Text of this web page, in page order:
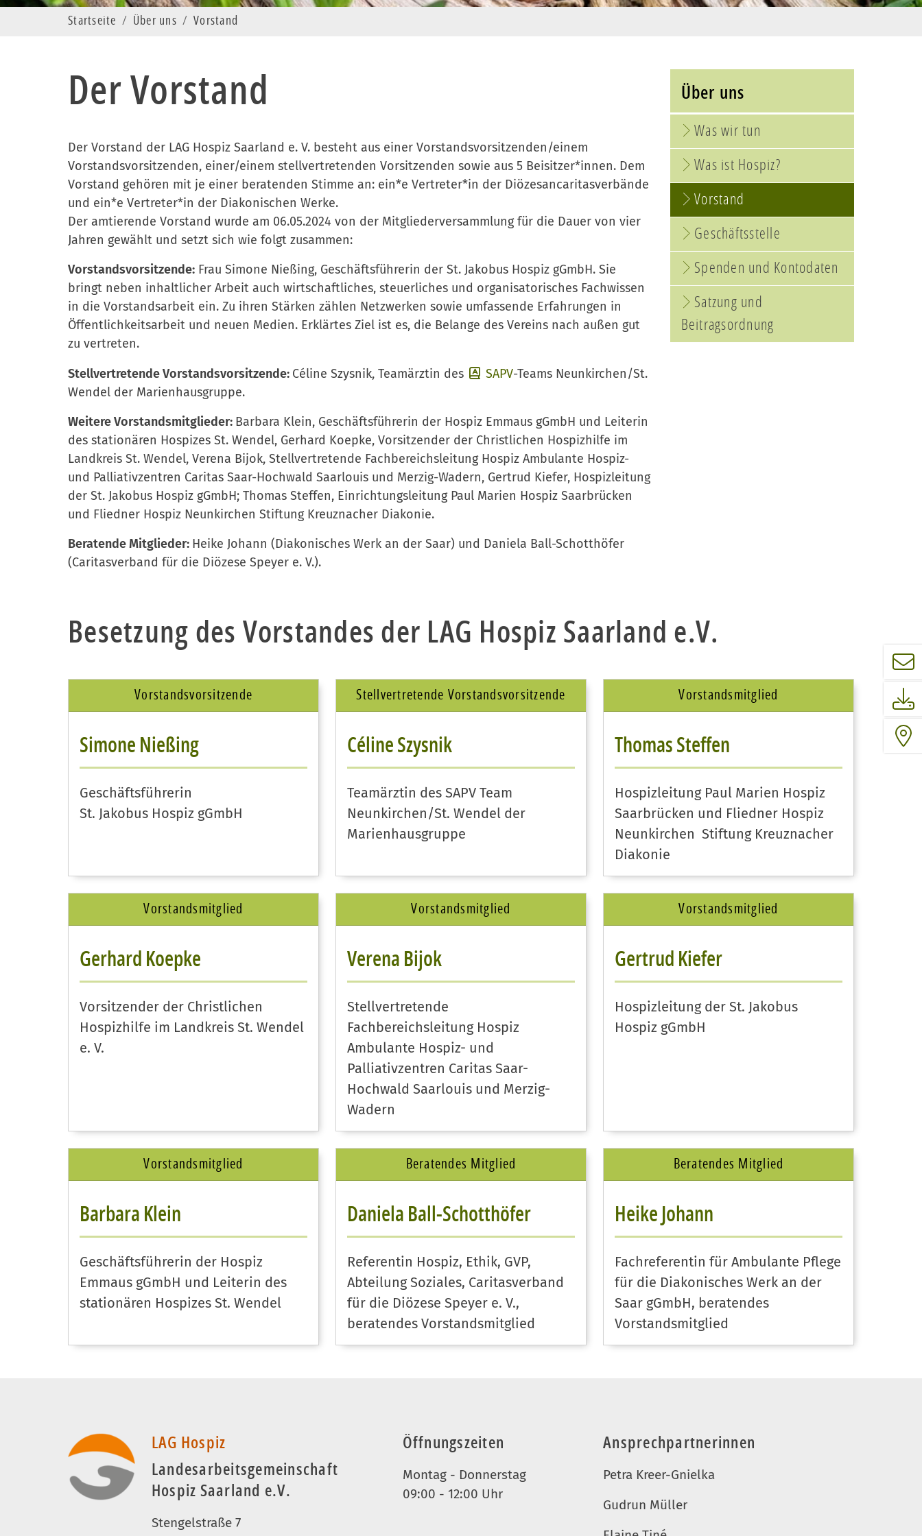
Startseite Über uns Vorstand
Über uns
Was wir tun
Was ist Hospiz?
Vorstand
Geschäftsstelle
Spenden und Kontodaten
Satzung und
Beitragsordnung
Der Vorstand
Der Vorstand der LAG Hospiz Saarland e. V. besteht aus einer Vorstandsvorsitzenden/einem
Vorstandsvorsitzenden, einer/einem stellvertretenden Vorsitzenden sowie aus 5 Beisitzer*innen. Dem
Vorstand gehören mit je einer beratenden Stimme an: ein*e Vertreter*in der Diözesancaritasverbände
und ein*e Vertreter*in der Diakonischen Werke.
Der amtierende Vorstand wurde am 06.05.2024 von der Mitgliederversammlung für die Dauer von vier
Jahren gewählt und setzt sich wie folgt zusammen:
Vorstandsvorsitzende: Frau Simone Nießing, Geschäftsführerin der St. Jakobus Hospiz gGmbH. Sie
bringt neben inhaltlicher Arbeit auch wirtschaftliches, steuerliches und organisatorisches Fachwissen
in die Vorstandsarbeit ein. Zu ihren Stärken zählen Netzwerken sowie umfassende Erfahrungen in
Öffentlichkeitsarbeit und neuen Medien. Erklärtes Ziel ist es, die Belange des Vereins nach außen gut
zu vertreten.
Stellvertretende Vorstandsvorsitzende: Céline Szysnik, Teamärztin des SAPV-Teams Neunkirchen/St.
Wendel der Marienhausgruppe.
Weitere Vorstandsmitglieder: Barbara Klein, Geschäftsführerin der Hospiz Emmaus gGmbH und Leiterin
des stationären Hospizes St. Wendel, Gerhard Koepke, Vorsitzender der Christlichen Hospizhilfe im
Landkreis St. Wendel, Verena Bijok, Stellvertretende Fachbereichsleitung Hospiz Ambulante Hospiz-
und Palliativzentren Caritas Saar-Hochwald Saarlouis und Merzig-Wadern, Gertrud Kiefer, Hospizleitung
der St. Jakobus Hospiz gGmbH; Thomas Steffen, Einrichtungsleitung Paul Marien Hospiz Saarbrücken
und Fliedner Hospiz Neunkirchen Stiftung Kreuznacher Diakonie.
Beratende Mitglieder: Heike Johann (Diakonisches Werk an der Saar) und Daniela Ball-Schotthöfer
(Caritasverband für die Diözese Speyer e. V.).
Besetzung des Vorstandes der LAG Hospiz Saarland e.V.
Vorstandsvorsitzende
Simone Nießing
Geschäftsführerin
St. Jakobus Hospiz gGmbH
Stellvertretende Vorstandsvorsitzende
Céline Szysnik
Teamärztin des SAPV Team
Neunkirchen/St. Wendel der
Marienhausgruppe
Vorstandsmitglied
Thomas Steffen
Hospizleitung Paul Marien Hospiz
Saarbrücken und Fliedner Hospiz
Neunkirchen Stiftung Kreuznacher
Diakonie
Vorstandsmitglied
Gerhard Koepke
Vorsitzender der Christlichen
Hospizhilfe im Landkreis St. Wendel
e. V.
Vorstandsmitglied
Verena Bijok
Stellvertretende
Fachbereichsleitung Hospiz
Ambulante Hospiz- und
Palliativzentren Caritas Saar-
Hochwald Saarlouis und Merzig-
Wadern
Vorstandsmitglied
Gertrud Kiefer
Hospizleitung der St. Jakobus
Hospiz gGmbH
Vorstandsmitglied
Barbara Klein
Geschäftsführerin der Hospiz
Emmaus gGmbH und Leiterin des
stationären Hospizes St. Wendel
Beratendes Mitglied
Daniela Ball-Schotthöfer
Referentin Hospiz, Ethik, GVP,
Abteilung Soziales, Caritasverband
für die Diözese Speyer e. V.,
beratendes Vorstandsmitglied
Beratendes Mitglied
Heike Johann
Fachreferentin für Ambulante Pflege
für die Diakonisches Werk an der
Saar gGmbH, beratendes
Vorstandsmitglied
Landesarbeitsgemeinschaft
Hospiz Saarland e.V.
LAG Hospiz
Stengelstraße 7
Öffnungszeiten
Montag - Donnerstag
09:00 - 12:00 Uhr
Ansprechpartnerinnen
Petra Kreer-Gnielka
Gudrun Müller